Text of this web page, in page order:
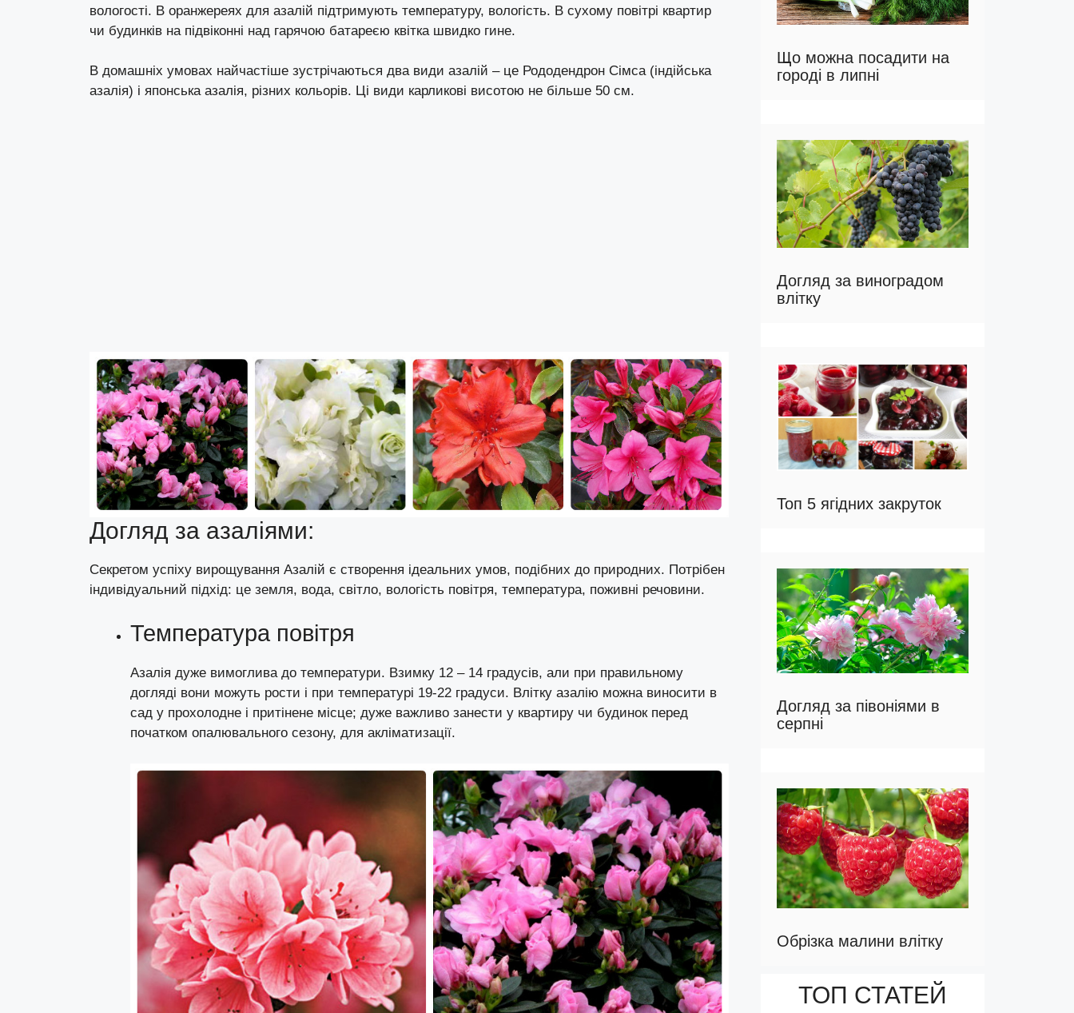
вологості. В оранжереях для азалій підтримують температуру, вологість. В сухому повітрі квартир
чи будинків на підвіконні над гарячою батареєю квітка швидко гине.
В домашніх умовах найчастіше зустрічаються два види азалій – це Рододендрон Сімса (індійська
азалія) і японська азалія, різних кольорів. Ці види карликові висотою не більше 50 см.
Догляд за азаліями:
Секретом успіху вирощування Азалій є створення ідеальних умов, подібних до природних. Потрібен
індивідуальний підхід: це земля, вода, світло, вологість повітря, температура, поживні речовини.
Температура повітря
Азалія дуже вимоглива до температури. Взимку 12 – 14 градусів, али при правильному
догляді вони можуть рости і при температурі 19-22 градуси. Влітку азалію можна виносити в
сад у прохолодне і притінене місце; дуже важливо занести у квартиру чи будинок перед
початком опалювального сезону, для акліматизації.
Що можна посадити на
городі в липні
Догляд за виноградом
влітку
Топ 5 ягідних закруток
Догляд за півоніями в
серпні
Обрізка малини влітку
ТОП СТАТЕЙ